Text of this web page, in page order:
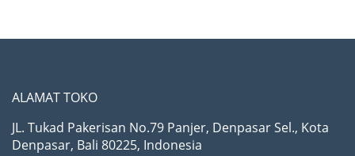
ALAMAT TOKO
JL. Tukad Pakerisan No.79 Panjer, Denpasar Sel., Kota
Denpasar, Bali 80225, Indonesia